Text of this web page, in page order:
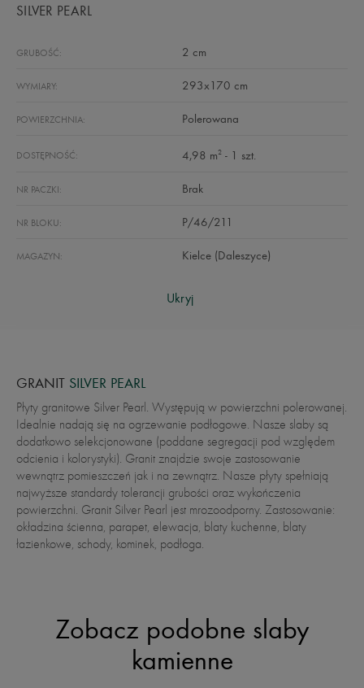
SILVER PEARL
GRUBOŚĆ: 2 cm
WYMIARY: 293x170 cm
POWIERZCHNIA: Polerowana
DOSTĘPNOŚĆ: 4,98 m2 - 1 szt.
NR PACZKI: Brak
NR BLOKU: P/46/211
MAGAZYN: Kielce (Daleszyce)
Ukryj
GRANIT SILVER PEARL
Płyty granitowe Silver Pearl. Występują w powierzchni polerowanej.
Idealnie nadają się na ogrzewanie podłogowe. Nasze slaby są
dodatkowo selekcjonowane (poddane segregacji pod względem
odcienia i kolorystyki). Granit znajdzie swoje zastosowanie
wewnątrz pomieszczeń jak i na zewnątrz. Nasze płyty spełniają
najwyższe standardy tolerancji grubości oraz wykończenia
powierzchni. Granit Silver Pearl jest mrozoodporny. Zastosowanie:
okładzina ścienna, parapet, elewacja, blaty kuchenne, blaty
łazienkowe, schody, kominek, podłoga.
Zobacz podobne slaby
kamienne